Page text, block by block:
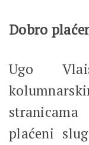
Dobro
Ugo
plaćeni